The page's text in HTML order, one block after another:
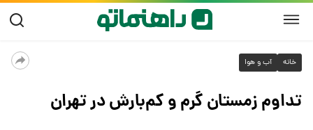
خانه آب و هوا
تداوم زمستان گرم و کم‌بارش در تهران